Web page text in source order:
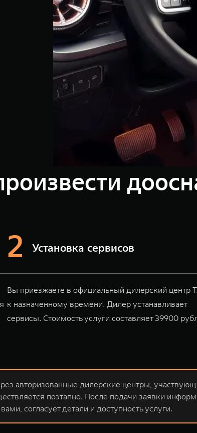
Установка сервисов
Вы приезжаете в официальный дилерский центр
к назначенному времени. Дилер устанавливает
сервисы. Стоимость услуги составляет 39900
авторизованные дилерские центры,
поэтапно. После подачи заявки
согласует детали и доступность услуги.